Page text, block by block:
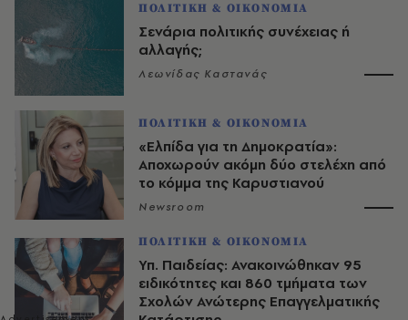
ΠΟΛΙΤΙΚΗ & ΟΙΚΟΝΟΜΙΑ
Σενάρια πολιτικής συνέχειας ή
αλλαγής;
Λεωνίδας Καστανάς
ΠΟΛΙΤΙΚΗ & ΟΙΚΟΝΟΜΙΑ
«Ελπίδα για τη Δημοκρατία»:
Αποχωρούν ακόμη δύο στελέχη από
το κόμμα της Καρυστιανού
Newsroom
ΠΟΛΙΤΙΚΗ & ΟΙΚΟΝΟΜΙΑ
Υπ. Παιδείας: Ανακοινώθηκαν 95
ειδικότητες και 860 τμήματα των
Σχολών Ανώτερης Επαγγελματικής